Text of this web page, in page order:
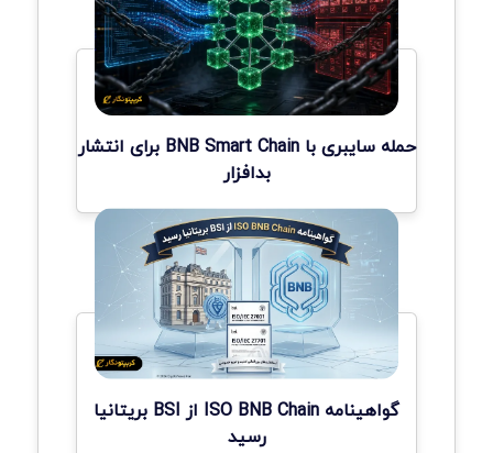
حمله سایبری با BNB Smart Chain برای انتشار
بدافزار
گواهینامه ISO BNB Chain از BSI بریتانیا
رسید